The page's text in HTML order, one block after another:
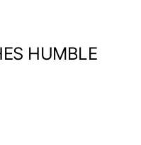
HUMBLE